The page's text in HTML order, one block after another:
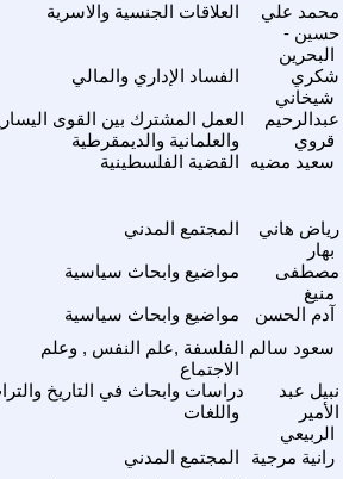
العلاقات الجنسية والاسرية
محمد علي
حسين -
البحرين
الفساد الإداري والمالي
شكري
شيخاني
العمل المشترك بين القوى
والعلمانية والديمقرطية
عبدالرحيم
قروي
القضية الفلسطينية سعيد مضيه
المجتمع المدني
رياض هاني
بهار
مواضيع وابحاث سياسية
مصطفى
منيغ
مواضيع وابحاث سياسية آدم الحسن
الفلسفة ,علم النفس , وعلم
الاجتماع
سعود سالم
دراسات وابحاث في التاريخ
واللغات
نبيل عبد
الأمير
الربيعي
المجتمع المدني رانية مرجية